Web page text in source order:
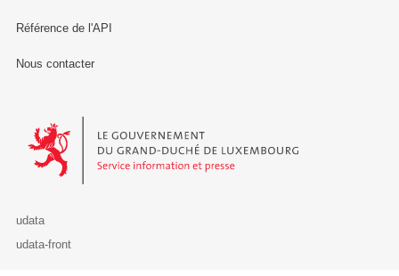
Référence de l'API
Nous contacter
Le Gouvernement du Grand-Duché de Luxembourg - Service
udata
udata-front